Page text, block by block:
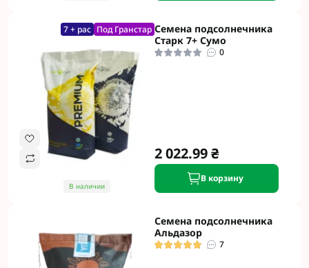
7 + рас Под Гранстар
В наличии
Семена подсолнечника
Старк 7+ Сумо
0
2 022.99 ₴
В корзину
Семена подсолнечника
Альдазор
7